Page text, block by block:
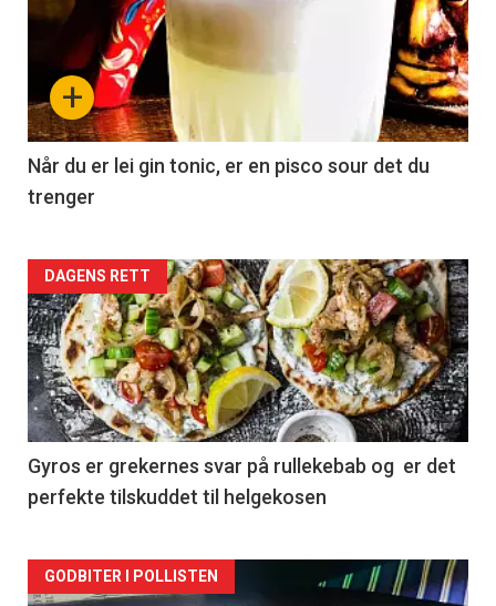
+
Når du er lei gin tonic, er en pisco sour det du
trenger
Forsiden
akkurat
nå
-
2
DAGENS RETT
Gyros er grekernes svar på rullekebab og er det
perfekte tilskuddet til helgekosen
Forsiden
GODBITER I POLLISTEN